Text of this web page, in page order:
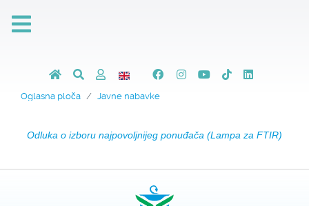
Oglasna ploča Javne nabavke
Odluka o izboru najpovoljnijeg ponuđača (Lampa za FTIR)